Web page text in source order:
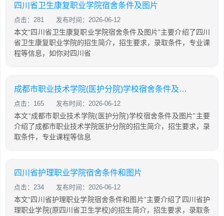
四川省卫生康复职业学院宿舍条件及图片
点击：281 发布时间：2026-06-12
本文“四川省卫生康复职业学院宿舍条件及图片”主要介绍了四川
省卫生康复职业学院的招生简介，招生要求，录取条件，专业课
程等信息，如你对四川省
成都市职业技术学院(医护分院)学校宿舍条件及图片
点击：165 发布时间：2026-06-12
本文“成都市职业技术学院(医护分院)学校宿舍条件及图片”主要
介绍了成都市职业技术学院医护分院的招生简介，招生要求，录
取条件，专业课程等信息
四川省护理职业学院宿舍条件和图片
点击：234 发布时间：2026-06-12
本文“四川省护理职业学院宿舍条件和图片”主要介绍了四川省护
理职业学院(原四川省卫生学校)的招生简介，招生要求，录取条